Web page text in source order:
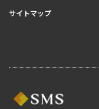
サイトマップ